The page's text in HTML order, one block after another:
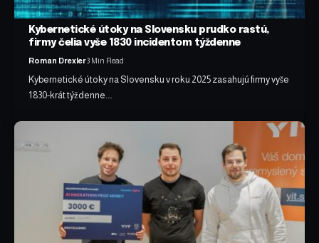
Kybernetické útoky na Slovensku prudko rastú,
firmy čelia vyše 1830 incidentom týždenne
Roman Drexler3 Min Read
Kybernetické útoky na Slovensku v roku 2025 zasahujú firmy vyše
1 830‑krát týždenne.…